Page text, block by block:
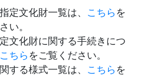
定文化財一覧は、 こちら を
い。
文化財に関する手続きにつ
こちら をご覧ください。
する様式一覧は、 こちら を